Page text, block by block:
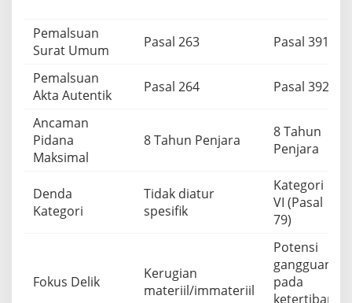
r
e
f
u
m
n
a
Pemalsuan
Surat Umum
Pasal 263 Pasal 391
Pemalsuan
Akta Autentik
Pasal 264 Pasal 392
Ancaman
Pidana
Maksimal
8 Tahun Penjara
8 Tahun
Penjara
Denda
Kategori
Tidak diatur
spesifik
Kategori
VI (Pasal
79)
Fokus Delik
Kerugian
materiil/immateriil
Potensi
gangguan
pada
ketertiban